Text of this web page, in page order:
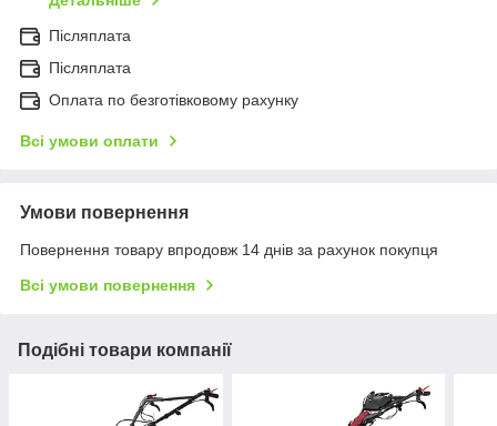
Післяплата
Післяплата
Оплата по безготівковому рахунку
Всі умови оплати
Умови повернення
Повернення товару впродовж 14 днів за рахунок покупця
Всі умови повернення
Подібні товари компанії